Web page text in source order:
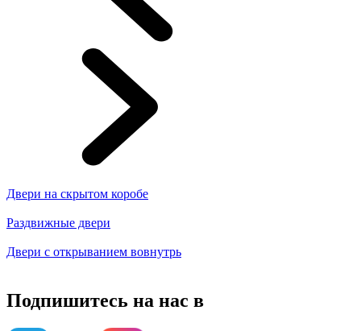
Двери на скрытом коробе
Раздвижные двери
Двери с открыванием вовнутрь
Подпишитесь на нас в